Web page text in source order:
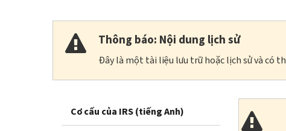
Thông báo: Nội dung lịch sử
Đây là một tài liệu lưu trữ hoặc lịch sử và có
Cơ cấu của IRS (tiếng Anh)